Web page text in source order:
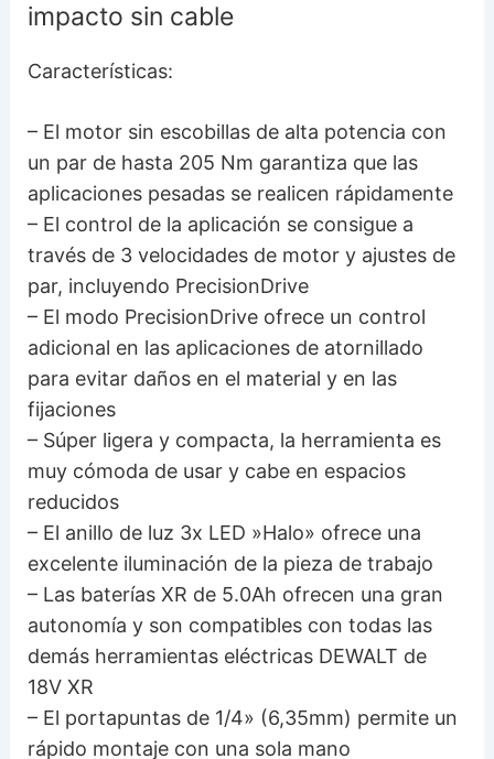
impacto sin cable
Características:
– El motor sin escobillas de alta potencia con
un par de hasta 205 Nm garantiza que las
aplicaciones pesadas se realicen rápidamente
– El control de la aplicación se consigue a
través de 3 velocidades de motor y ajustes de
par, incluyendo PrecisionDrive
– El modo PrecisionDrive ofrece un control
adicional en las aplicaciones de atornillado
para evitar daños en el material y en las
fijaciones
– Súper ligera y compacta, la herramienta es
muy cómoda de usar y cabe en espacios
reducidos
– El anillo de luz 3x LED »Halo» ofrece una
excelente iluminación de la pieza de trabajo
– Las baterías XR de 5.0Ah ofrecen una gran
autonomía y son compatibles con todas las
demás herramientas eléctricas DEWALT de
18V XR
– El portapuntas de 1/4» (6,35mm) permite un
rápido montaje con una sola mano